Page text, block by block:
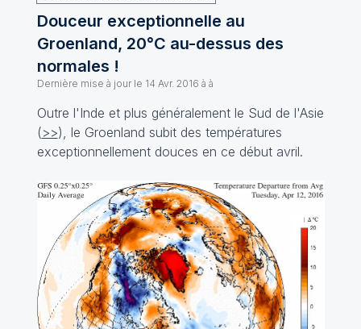
Douceur exceptionnelle au
Groenland, 20°C au-dessus des
normales !
Dernière mise à jour le 14 Avr. 2016 à à
Outre l'Inde et plus généralement le Sud de l'Asie
(>>), le Groenland subit des températures
exceptionnellement douces en ce début avril.